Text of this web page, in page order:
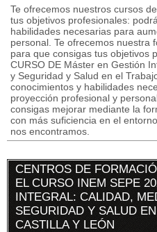
Te ofrecemos nuestros cursos
tus objetivos profesionales:
habilidades necesarias para
personal. Te ofrecemos nuestra
para que consigas tus objetivos
CURSO DE Máster en Gestión
y Seguridad y Salud en el
conocimientos y habilidades
proyección profesional y
consigas mejorar mediante la
con más suficiencia en el
nos encontramos.
CENTROS DE
EL CURSO INEM SEPE
INTEGRAL: CALIDAD,
SEGURIDAD Y SALUD
CASTILLA Y LEÓN